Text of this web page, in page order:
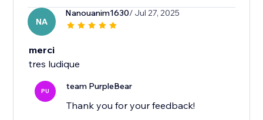
NA
Nanouanim1630/ Jul 27, 2025
merci
tres ludique
PU team PurpleBear
Thank you for your feedback!